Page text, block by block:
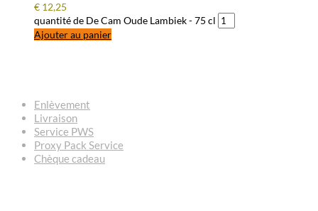
€ 12,25
quantité de De Cam Oude Lambiek - 75 cl
Ajouter au panier
Enlèvement
Livraison
Service PWS
Proxy Pack Service
Chèque cadeau